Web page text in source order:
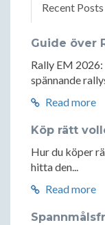
Recent Posts
Guide över
Rally EM
spännande
Read more
Köp rätt
Hur du köper
hitta den...
Read more